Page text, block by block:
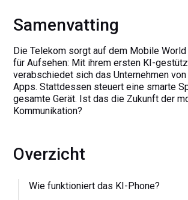
Samenvatting
Die Telekom sorgt auf dem Mobile
für Aufsehen: Mit ihrem ersten KI-
verabschiedet sich das Unternehmen
Apps. Stattdessen steuert eine smarte
gesamte Gerät. Ist das die Zukunft der
Kommunikation?
Overzicht
Wie funktioniert das KI-Phone?